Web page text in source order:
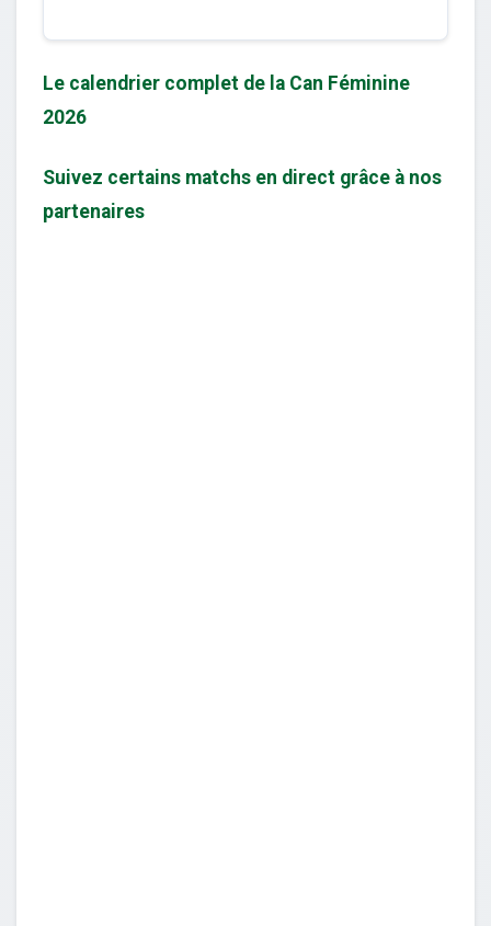
Le calendrier complet de la Can Féminine
2026
Suivez certains matchs en direct grâce à nos
partenaires